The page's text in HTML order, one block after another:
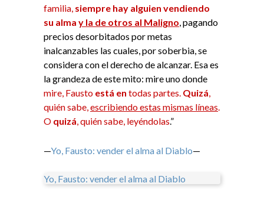
familia, siempre hay alguien vendiendo
su alma y la de otros al Maligno , pagando
precios desorbitados por metas
inalcanzables las cuales, por soberbia, se
considera con el derecho de alcanzar. Esa es
la grandeza de este mito: mire uno donde
mire, Fausto está en todas partes. Quizá
quién sabe, escribiendo estas mismas líneas
O quizá , quién sabe, leyéndolas.”
—Yo, Fausto: vender el alma al Diablo—
Yo, Fausto: vender el alma al Diablo